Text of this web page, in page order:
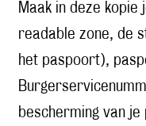
Maak in deze kopie
readable zone, de
het paspoort),
bescherming van